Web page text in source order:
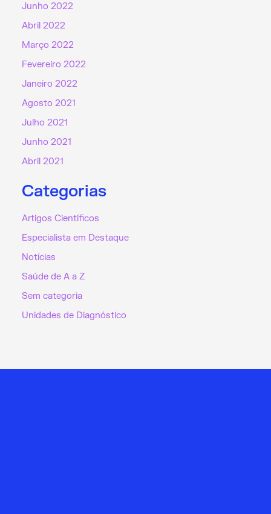
Junho 2022
Abril 2022
Março 2022
Fevereiro 2022
Janeiro 2022
Agosto 2021
Julho 2021
Junho 2021
Abril 2021
Categorias
Artigos Científicos
Especialista em Destaque
Notícias
Saúde de A a Z
Sem categoria
Unidades de Diagnóstico